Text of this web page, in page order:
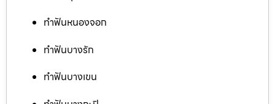
ทำฟันหนองจอก
ทำฟันบางรัก
ทำฟันบางเขน